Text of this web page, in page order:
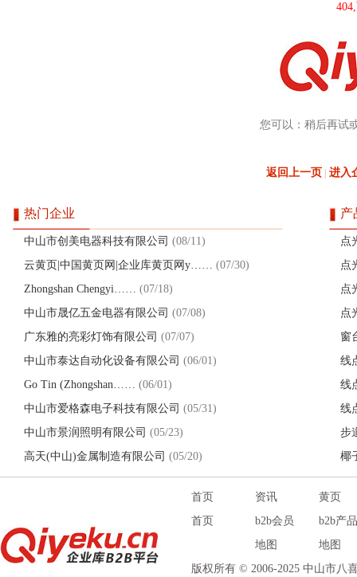
您可以：稍后再试
返回上一页 进入
热门企业
中山市创美电器科技有限公司 (08/11)
云黄页|中国黄页网|企业库黄页网y…… (07/30)
Zhongshan Chengyi…… (07/18)
中山市晟亿五金电器有限公司 (07/08)
广东雅的亮彩灯饰有限公司 (07/07)
中山市泰达自动化设备有限公司 (06/01)
Go Tin (Zhongshan…… (06/01)
中山市爱格森电子科技有限公司 (05/31)
中山市景润照明有限公司 (05/23)
高天(中山)金属制造有限公司 (05/20)
产
点
点
点
点
窗
线
线
线
步
椰
首页 资讯
黄页
首页
b2b会员
地图
b2b产品
地图
版权所有 © 2006-2025 中山市八